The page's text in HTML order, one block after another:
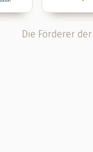
Die Förderer